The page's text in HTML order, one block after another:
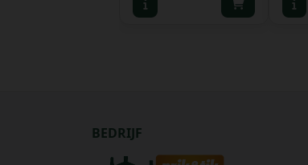
BEDRIJF